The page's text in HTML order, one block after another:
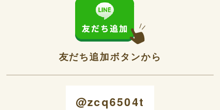
友だち追加ボタンから
@zcq6504t